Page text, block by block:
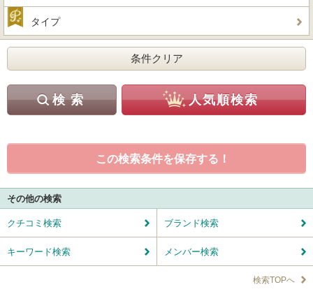
タイプ
この検索条件を保存する！
その他の検索
クチコミ検索 ブランド検索
キーワード検索 メンバー検索
検索TOPへ